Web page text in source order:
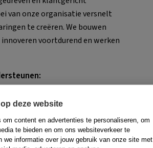
van onze organisatie versnelt
te creëren. We bouwen
voortdurend en werken
klantdata helpt ons beter
content.
AI-analyses.
deze website
om content en advertenties te personaliseren, om
te bieden en om ons websiteverkeer te
we informatie over jouw gebruik van onze site met